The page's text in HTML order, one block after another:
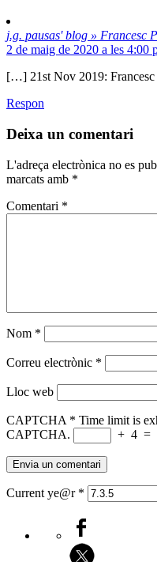
j.g. pausas' blog » Francesc
2 de maig de 2020 a les 4:00
[…] 21st Nov 2019:
Respon
Deixa un comentari
L'adreça electrònica no es
marcats amb *
Comentari *
Nom *
Correu electrònic *
Lloc web
CAPTCHA * Time limit is
CAPTCHA.
+ 4 =
Current ye@r *